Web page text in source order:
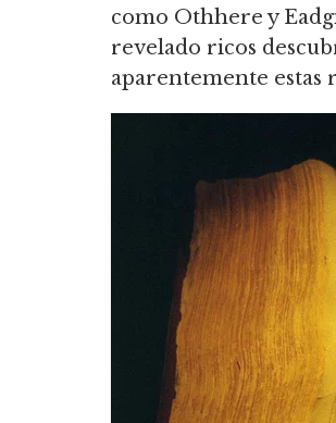
como Othhere y
revelado ricos
aparentemente estas